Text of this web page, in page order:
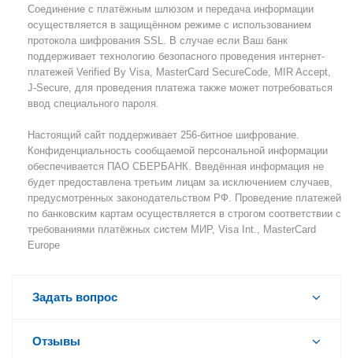
Соединение с платёжным шлюзом и передача информации
осуществляется в защищённом режиме с использованием
протокола шифрования SSL. В случае если Ваш банк
поддерживает технологию безопасного проведения интернет-
платежей Verified By Visa, MasterCard SecureCode, MIR Accept,
J-Secure, для проведения платежа также может потребоваться
ввод специального пароля.
Настоящий сайт поддерживает 256-битное шифрование.
Конфиденциальность сообщаемой персональной информации
обеспечивается ПАО СБЕРБАНК. Введённая информация не
будет предоставлена третьим лицам за исключением случаев,
предусмотренных законодательством РФ. Проведение платежей
по банковским картам осуществляется в строгом соответствии с
требованиями платёжных систем МИР, Visa Int., MasterCard
Europe
Задать вопрос
Отзывы